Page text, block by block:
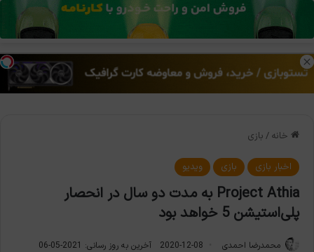
خانه / بازی
اخبار بازی بازی ویدیو
Project Athia به مدت دو سال در انحصار
پلی‌استیشن 5 خواهد بود
محمدرضا احمدی 2020-12-08
آخرین به روز رسانی: 2021-05-06